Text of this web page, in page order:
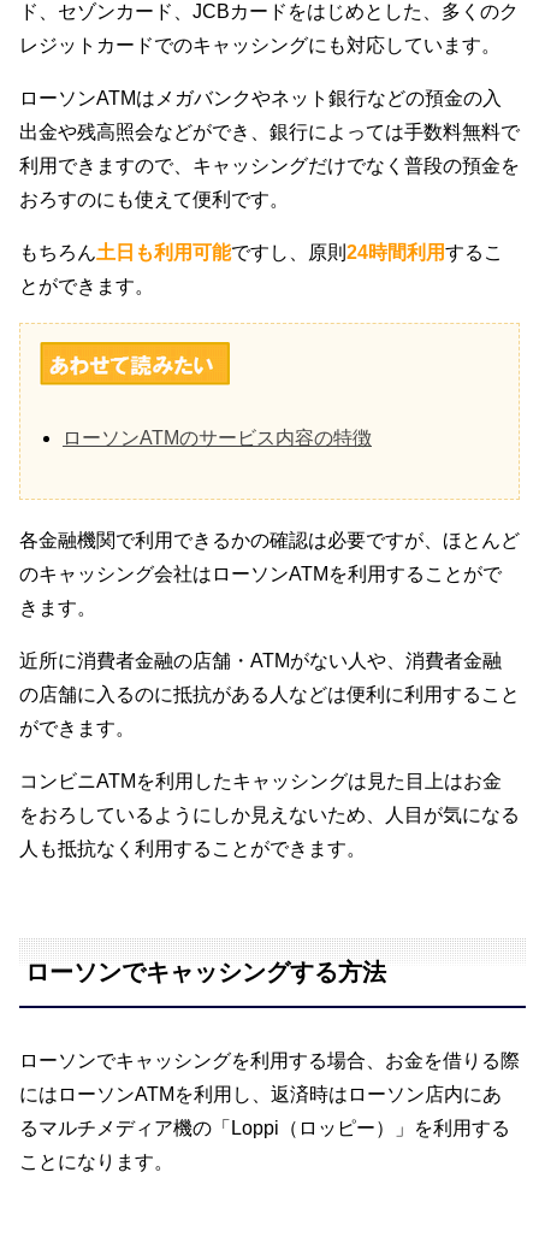
ド、セゾンカード、JCBカードをはじめとした、多くのク
レジットカードでのキャッシングにも対応しています。
ローソンATMはメガバンクやネット銀行などの預金の入
出金や残高照会などができ、銀行によっては手数料無料で
利用できますので、キャッシングだけでなく普段の預金を
おろすのにも使えて便利です。
もちろん土日も利用可能ですし、原則 24時間利用するこ
とができます。
ローソンATMのサービス内容の特徴
各金融機関で利用できるかの確認は必要ですが、ほとんど
のキャッシング会社はローソンATMを利用することがで
きます。
近所に消費者金融の店舗・ATMがない人や、消費者金融
の店舗に入るのに抵抗がある人などは便利に利用すること
ができます。
コンビニATMを利用したキャッシングは見た目上はお金
をおろしているようにしか見えないため、人目が気になる
人も抵抗なく利用することができます。
ローソンでキャッシングする方法
ローソンでキャッシングを利用する場合、お金を借りる際
にはローソンATMを利用し、返済時はローソン店内にあ
るマルチメディア機の「Loppi（ロッピー）」を利用する
ことになります。